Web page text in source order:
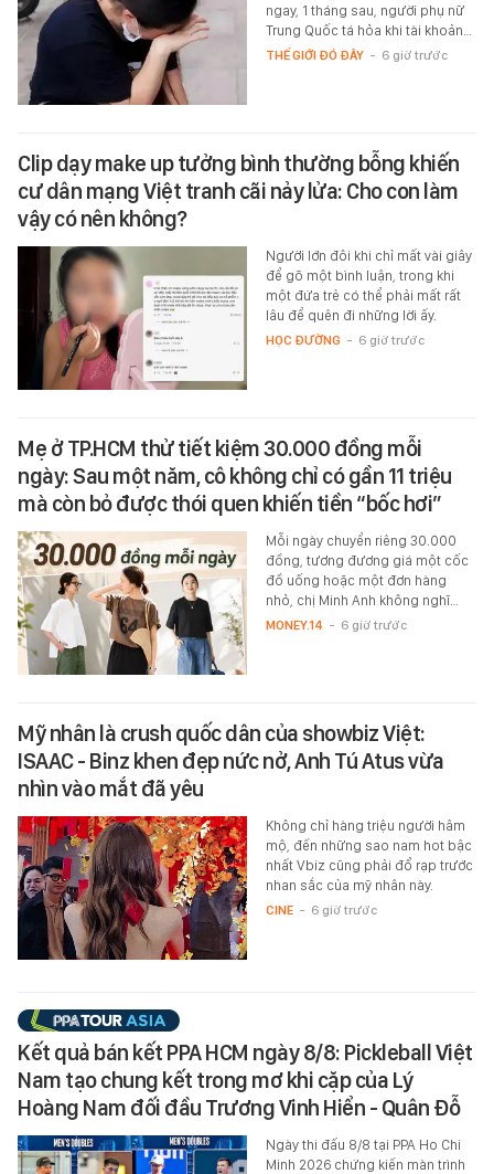
ngay, 1 tháng sau, người phụ nữ
Trung Quốc tá hỏa khi tài khoản…
THẾ GIỚI ĐÓ ĐÂY - 6 giờ trước
Clip dạy make up tưởng bình thường bỗng khiến
cư dân mạng Việt tranh cãi nảy lửa: Cho con làm
vậy có nên không?
Người lớn đôi khi chỉ mất vài giây
để gõ một bình luận, trong khi
một đứa trẻ có thể phải mất rất
lâu để quên đi những lời ấy.
HỌC ĐƯỜNG - 6 giờ trước
Mẹ ở TP.HCM thử tiết kiệm 30.000 đồng mỗi
ngày: Sau một năm, cô không chỉ có gần 11 triệu
mà còn bỏ được thói quen khiến tiền “bốc hơi”
Mỗi ngày chuyển riêng 30.000
đồng, tương đương giá một cốc
đồ uống hoặc một đơn hàng
nhỏ, chị Minh Anh không nghĩ…
MONEY.14 - 6 giờ trước
Mỹ nhân là crush quốc dân của showbiz Việt:
ISAAC - Binz khen đẹp nức nở, Anh Tú Atus vừa
nhìn vào mắt đã yêu
Không chỉ hàng triệu người hâm
mộ, đến những sao nam hot bậc
nhất Vbiz cũng phải đổ rạp trước
nhan sắc của mỹ nhân này.
CINE - 6 giờ trước
Kết quả bán kết PPA HCM ngày 8/8: Pickleball Việt
Nam tạo chung kết trong mơ khi cặp của Lý
Hoàng Nam đối đầu Trương Vinh Hiển - Quân Đỗ
Ngày thi đấu 8/8 tại PPA Ho Chi
Minh 2026 chứng kiến màn trình